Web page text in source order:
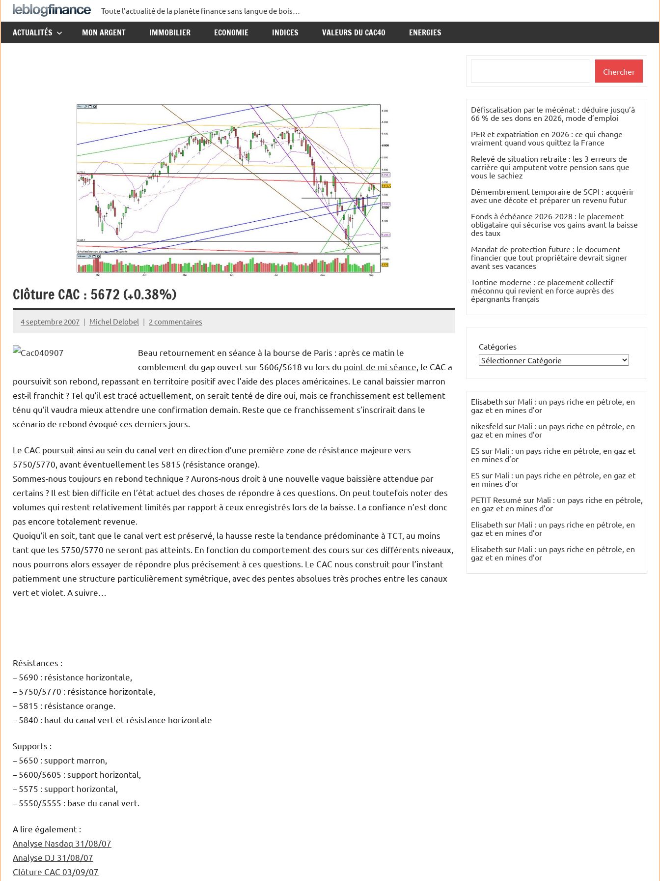
Aller
au
contenu
Le
Blog
Toute l'actualité de la planète finance sans langue de bois…
ACTUALITÉS MON ARGENT IMMOBILIER ECONOMIE INDICES VALEURS DU CAC40 ENERGIES
Clôture CAC : 5672 (+0.38%)
4 septembre 2007 Michel Delobel 2 commentaires
Beau retournement en séance à la bourse de Paris : après ce matin le
comblement du gap ouvert sur 5606/5618 vu lors du point de mi-séance , le CAC a
poursuivit son rebond, repassant en territoire positif avec l’aide des places américaines. Le canal baissier marron
est-il franchit ? Tel qu’il est tracé actuellement, on serait tenté de dire oui, mais ce franchissement est tellement
ténu qu’il vaudra mieux attendre une confirmation demain. Reste que ce franchissement s’inscrirait dans le
scénario de rebond évoqué ces derniers jours.
Le CAC poursuit ainsi au sein du canal vert en direction d’une première zone de résistance majeure vers
5750/5770, avant éventuellement les 5815 (résistance orange).
Sommes-nous toujours en rebond technique ? Aurons-nous droit à une nouvelle vague baissière attendue par
certains ? Il est bien difficile en l’état actuel des choses de répondre à ces questions. On peut toutefois noter des
volumes qui restent relativement limités par rapport à ceux enregistrés lors de la baisse. La confiance n’est donc
pas encore totalement revenue.
Quoiqu’il en soit, tant que le canal vert est préservé, la hausse reste la tendance prédominante à TCT, au moins
tant que les 5750/5770 ne seront pas atteints. En fonction du comportement des cours sur ces différents niveaux,
nous pourrons alors essayer de répondre plus précisement à ces questions. Le CAC nous construit pour l’instant
patiemment une structure particulièrement symétrique, avec des pentes absolues très proches entre les canaux
vert et violet. A suivre…
Résistances :
– 5690 : résistance horizontale,
– 5750/5770 : résistance horizontale,
– 5815 : résistance orange.
– 5840 : haut du canal vert et résistance horizontale
Supports :
– 5650 : support marron,
– 5600/5605 : support horizontal,
– 5575 : support horizontal,
– 5550/5555 : base du canal vert.
A lire également :
Analyse Nasdaq 31/08/07
Analyse DJ 31/08/07
Clôture CAC 03/09/07
Chercher
Défiscalisation par le mécénat : déduire jusqu’à
66 % de ses dons en 2026, mode d’emploi
PER et expatriation en 2026 : ce qui change
vraiment quand vous quittez la France
Relevé de situation retraite : les 3 erreurs de
carrière qui amputent votre pension sans que
vous le sachiez
Démembrement temporaire de SCPI : acquérir
avec une décote et préparer un revenu futur
Fonds à échéance 2026-2028 : le placement
obligataire qui sécurise vos gains avant la baisse
des taux
Mandat de protection future : le document
financier que tout propriétaire devrait signer
avant ses vacances
Tontine moderne : ce placement collectif
méconnu qui revient en force auprès des
épargnants français
Catégories
Elisabeth sur Mali : un pays riche en pétrole, en
gaz et en mines d’or
nikesfeld sur Mali : un pays riche en pétrole, en
gaz et en mines d’or
ES sur Mali : un pays riche en pétrole, en gaz et
en mines d’or
ES sur Mali : un pays riche en pétrole, en gaz et
en mines d’or
PETIT Resumé sur Mali : un pays riche en pétrole,
en gaz et en mines d’or
Elisabeth sur Mali : un pays riche en pétrole, en
gaz et en mines d’or
Elisabeth sur Mali : un pays riche en pétrole, en
gaz et en mines d’or